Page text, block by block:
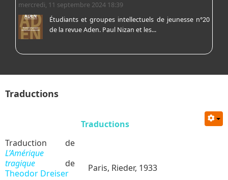
mercredi, 11 septembre 2024 18:39
Étudiants et groupes intellectuels de jeunesse n°20
de la revue Aden. Paul Nizan et les...
Traductions
Traductions
Traduction de
L’Amérique
tragique
de
Theodor Dreiser
Paris, Rieder, 1933